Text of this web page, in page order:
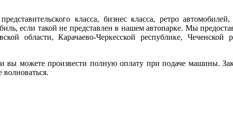
класса, бизнес класса, ретро
если такой не представлен в нашем автопарке. Мы
области, Карачаево-Черкесской республике, Чеченской
вы можете произвести полную оплату при подаче машины.